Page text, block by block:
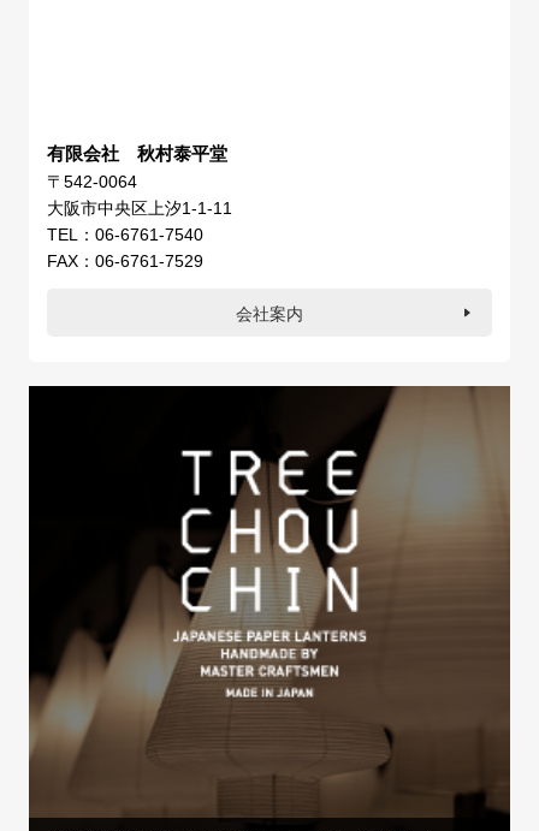
有限会社 秋村泰平堂
〒542-0064
大阪市中央区上汐1-1-11
TEL：06-6761-7540
FAX：06-6761-7529
会社案内